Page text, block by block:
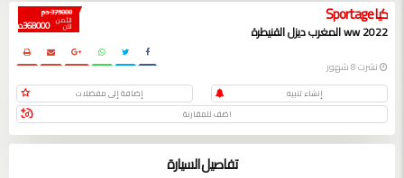
375000 دم
الثمن
الآن 368000 دم كيا Sportage
2022 ww المغرب ديزل القنيطرة
نشرت 8 شهور
إنشاء تنبيه
إضافة إلى مفضلات
اضف للمقارنة
تفاصيل السيارة